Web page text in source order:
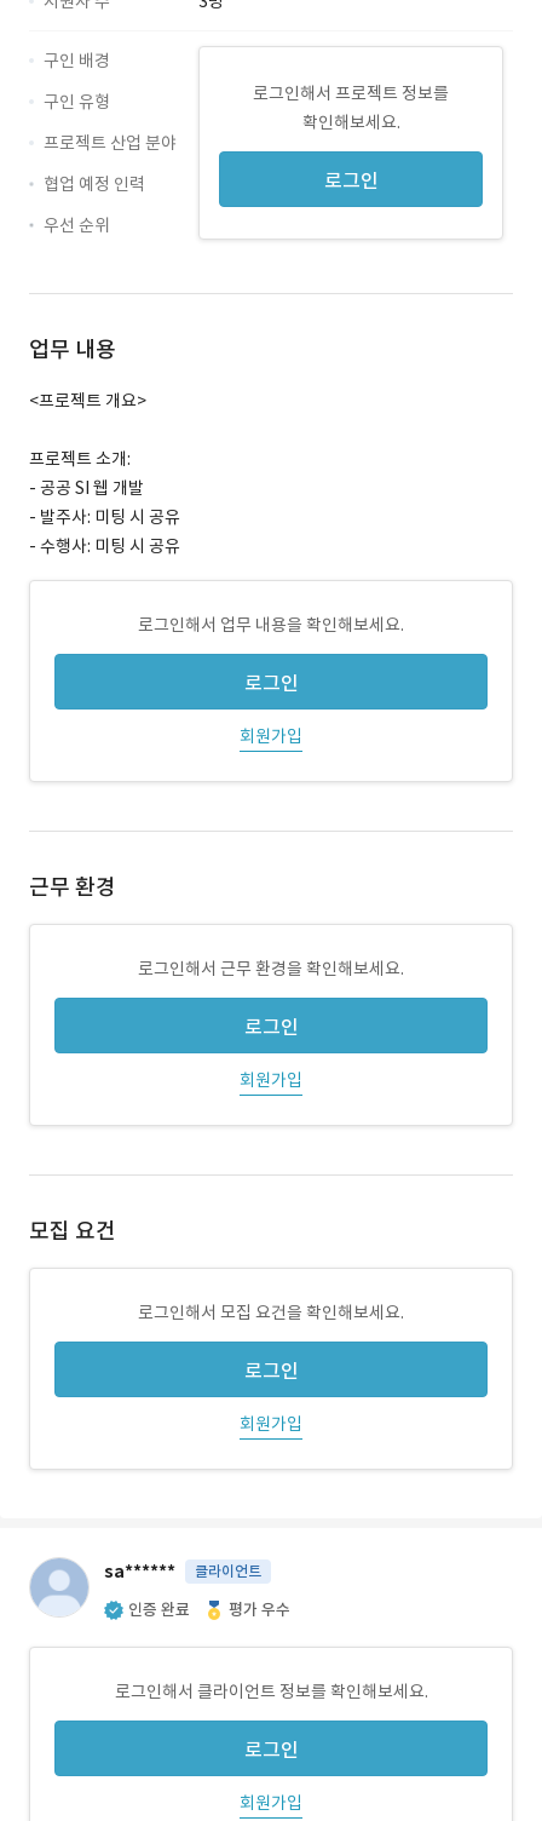
로그인해서 프로젝트 정보를
확인해보세요.
로그인
구인 배경
구인 유형
프로젝트 산업 분야
협업 예정 인력
우선 순위
업무 내용
<프로젝트 개요>
프로젝트 소개:
- 공공 SI 웹 개발
- 발주사: 미팅 시 공유
- 수행사: 미팅 시 공유
로그인해서 업무 내용을 확인해보세요.
로그인
회원가입
근무 환경
로그인해서 근무 환경을 확인해보세요.
로그인
회원가입
모집 요건
로그인해서 모집 요건을 확인해보세요.
로그인
회원가입
sa****** 클라이언트
인증 완료 평가 우수
로그인해서 클라이언트 정보를 확인해보세요.
로그인
회원가입